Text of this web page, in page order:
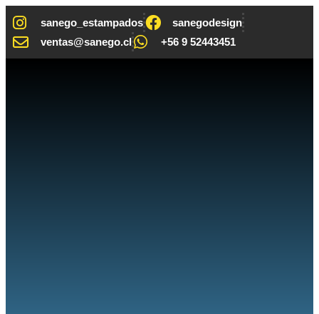
sanego_estampados
sanegodesign
ventas@sanego.cl
+56 9 52443451